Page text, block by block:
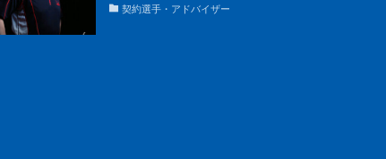
契約選手・アドバイザー